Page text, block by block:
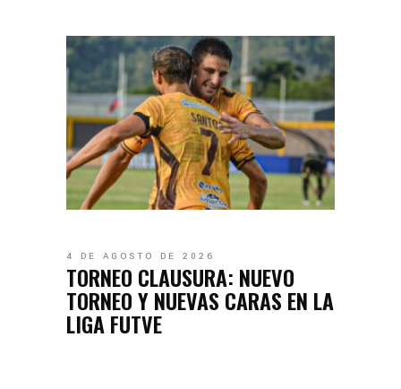
4 DE AGOSTO DE 2026
TORNEO CLAUSURA: NUEVO
TORNEO Y NUEVAS CARAS EN LA
LIGA FUTVE